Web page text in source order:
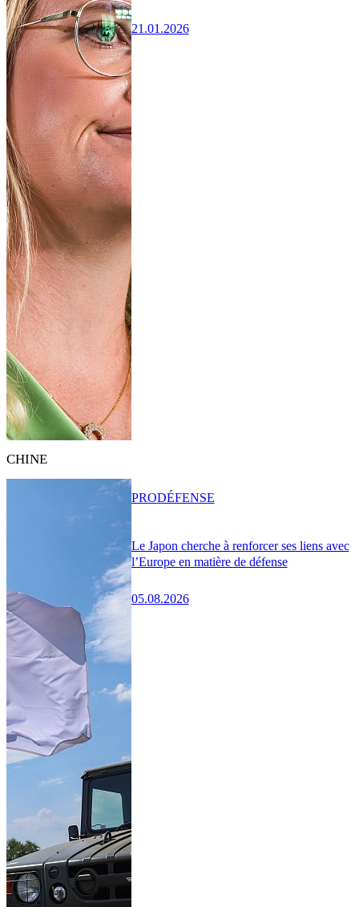
21.01.2026
CHINE
Le Japon cherche à renforcer ses liens avec
l’Europe en matière de défense
05.08.2026
PRODÉFENSE